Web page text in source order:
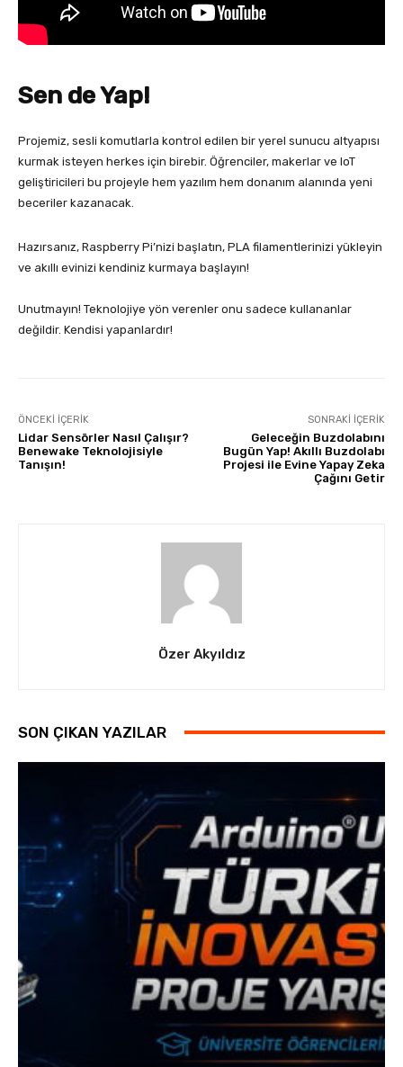
Sen de Yap!
Projemiz, sesli komutlarla kontrol edilen bir yerel sunucu altyapısı
kurmak isteyen herkes için birebir. Öğrenciler, makerlar ve IoT
geliştiricileri bu projeyle hem yazılım hem donanım alanında yeni
beceriler kazanacak.
Hazırsanız, Raspberry Pi’nizi başlatın, PLA filamentlerinizi yükleyin
ve akıllı evinizi kendiniz kurmaya başlayın!
Unutmayın! Teknolojiye yön verenler onu sadece kullananlar
değildir. Kendisi yapanlardır!
ÖNCEKI İÇERIK
Lidar Sensörler Nasıl Çalışır?
Benewake Teknolojisiyle
Tanışın!
SONRAKI İÇERIK
Geleceğin Buzdolabını
Bugün Yap! Akıllı Buzdolabı
Projesi ile Evine Yapay Zeka
Çağını Getir
Özer Akyıldız
SON ÇIKAN YAZILAR